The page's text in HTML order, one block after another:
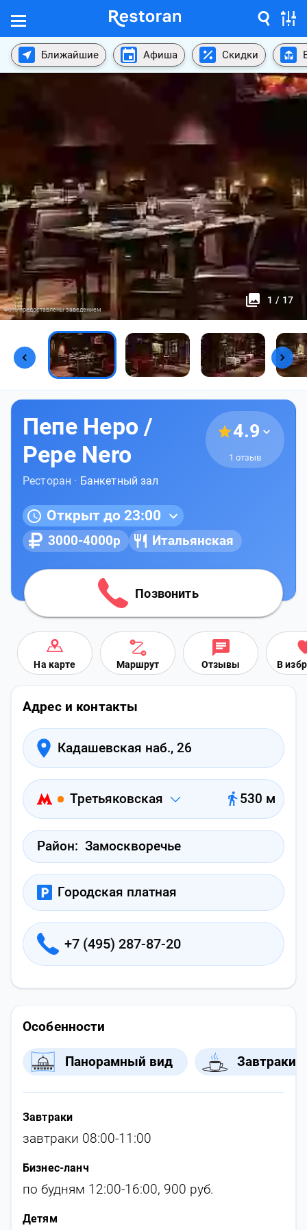
Ближайшие Афиша Скидки
1 / 17
Фото предоставлены заведением
Пепе Неро /
Pepe Nero
4.9
1 отзыв
Ресторан · Банкетный зал
Открыт до 23:00
3000-4000р Итальянская
Позвонить
На карте Маршрут Отзывы В
Адрес и контакты
Кадашевская наб., 26
Третьяковская 530 м
Район: Замоскворечье
Городская платная
+7 (495) 287-87-20
Особенности
Панорамный вид Завтраки
Завтраки
завтраки 08:00-11:00
Бизнес-ланч
по будням 12:00-16:00, 900 руб.
Детям